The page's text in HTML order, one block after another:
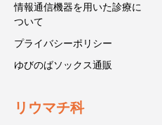
情報通信機器を用いた診療に
ついて
プライバシーポリシー
ゆびのばソックス通販
リウマチ科